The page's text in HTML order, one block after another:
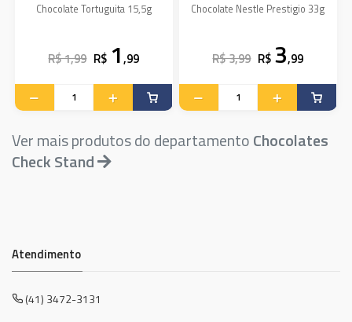
Chocolate Tortuguita 15,5g
R$ 1,99 R$ 1,99
Chocolate Nestle Prestigio 33g
R$ 3,99 R$ 3,99
Ver mais produtos do departamentoChocolates
Check Stand
Atendimento
(41) 3472-3131